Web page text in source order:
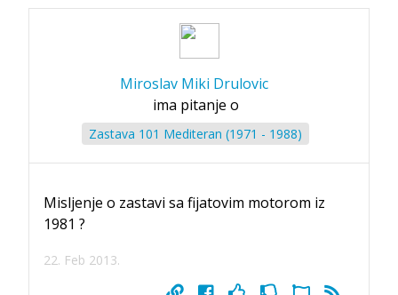
Miroslav Miki Drulovic
ima pitanje o
Zastava 101 Mediteran (1971 - 1988)
Misljenje o zastavi sa fijatovim motorom iz
1981 ?
22. Feb 2013.